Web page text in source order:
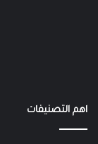
اهم التصنيفات